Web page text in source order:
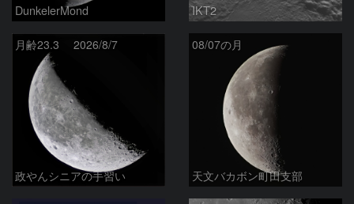
DunkelerMond IKT2
月齢23.3 2026/8/7
政やんシニアの手習い
08/07の月
天文バカボン町田支部